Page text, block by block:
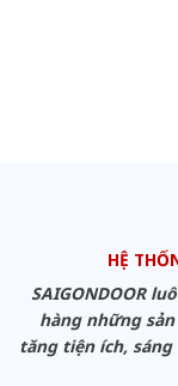
HỆ
SAIGONDOOR
hàng những
tăng tiện ích,